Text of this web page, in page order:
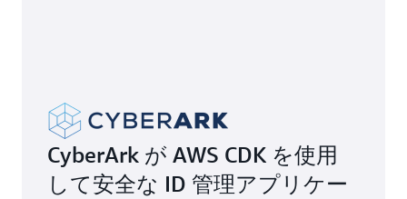
CyberArk が AWS CDK を使用
して安全な ID 管理アプリケー